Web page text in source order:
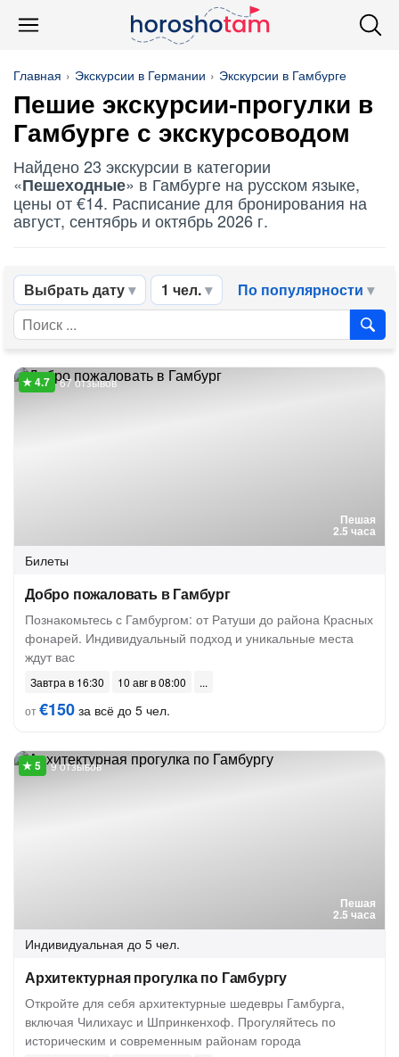
Главная Экскурсии в Германии Экскурсии в Гамбурге
Пешие экскурсии-прогулки в
Гамбурге с экскурсоводом
Найдено 23 экскурсии в категории
«Пешеходные» в Гамбурге на русском языке,
цены от €14. Расписание для бронирования на
август, сентябрь и октябрь 2026 г.
Выбрать дату 1 чел. По популярности
Пешая
2.5 часа
67 отзывов
Билеты
Добро пожаловать в Гамбург
Познакомьтесь с Гамбургом: от Ратуши до района Красных
фонарей. Индивидуальный подход и уникальные места
ждут вас
Завтра в 16:30
10 авг в 08:00
от€150 за всё до 5 чел.
Пешая
2.5 часа
9 отзывов
Индивидуальная до 5 чел.
Архитектурная прогулка по Гамбургу
Откройте для себя архитектурные шедевры Гамбурга,
включая Чилихаус и Шпринкенхоф. Прогуляйтесь по
историческим и современным районам города